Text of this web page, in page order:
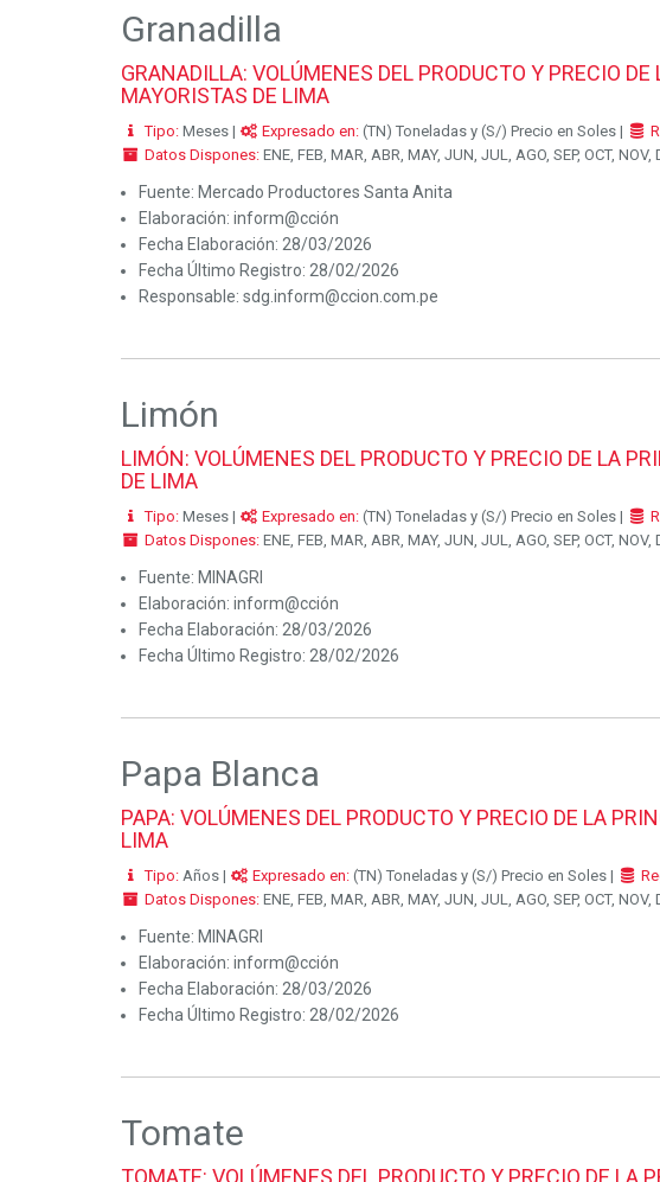
Granadilla
GRANADILLA: VOLÚMENES DEL PRODUCTO Y PRECIO
MAYORISTAS DE LIMA
Tipo:Meses | Expresado en: (TN) Toneladas y (S/) Precio en Soles |
Datos Dispones:ENE, FEB, MAR, ABR, MAY, JUN, JUL, AGO, SEP, OCT, NOV,
Fuente: Mercado Productores Santa Anita
Elaboración: inform@cción
Fecha Elaboración: 28/03/2026
Fecha Último Registro: 28/02/2026
Responsable: sdg.inform@ccion.com.pe
Limón
LIMÓN: VOLÚMENES DEL PRODUCTO Y PRECIO DE LA
DE LIMA
Tipo:Meses | Expresado en: (TN) Toneladas y (S/) Precio en Soles |
Datos Dispones:ENE, FEB, MAR, ABR, MAY, JUN, JUL, AGO, SEP, OCT, NOV,
Fuente: MINAGRI
Elaboración: inform@cción
Fecha Elaboración: 28/03/2026
Fecha Último Registro: 28/02/2026
Papa Blanca
PAPA: VOLÚMENES DEL PRODUCTO Y PRECIO DE LA
LIMA
Tipo:Años | Expresado en: (TN) Toneladas y (S/) Precio en Soles |
Datos Dispones:ENE, FEB, MAR, ABR, MAY, JUN, JUL, AGO, SEP, OCT, NOV,
Fuente: MINAGRI
Elaboración: inform@cción
Fecha Elaboración: 28/03/2026
Fecha Último Registro: 28/02/2026
Tomate
TOMATE: VOLÚMENES DEL PRODUCTO Y PRECIO DE LA